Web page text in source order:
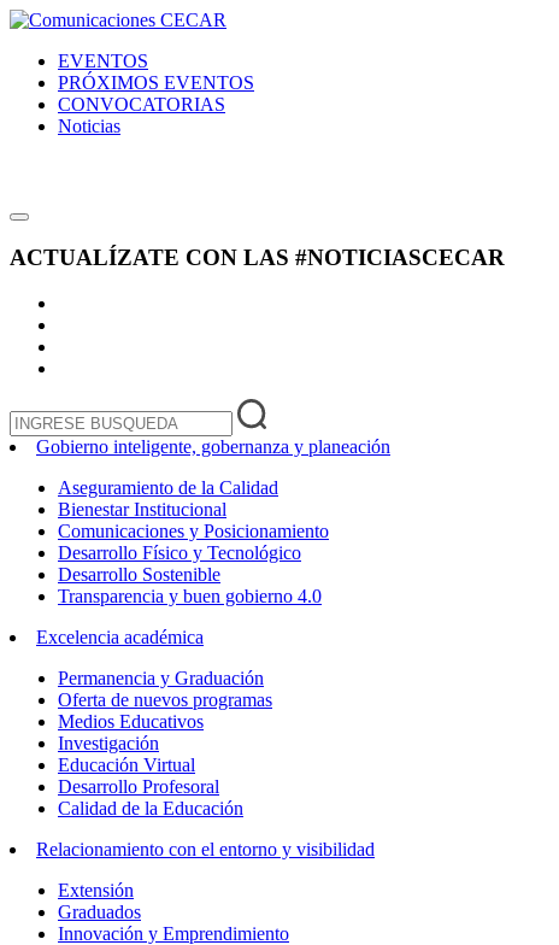
EVENTOS
PRÓXIMOS EVENTOS
CONVOCATORIAS
Noticias
ACTUALÍZATE CON LAS #NOTICIASCECAR
Gobierno inteligente, gobernanza y planeación
Aseguramiento de la Calidad
Bienestar Institucional
Comunicaciones y Posicionamiento
Desarrollo Físico y Tecnológico
Desarrollo Sostenible
Transparencia y buen gobierno 4.0
Excelencia académica
Permanencia y Graduación
Oferta de nuevos programas
Medios Educativos
Investigación
Educación Virtual
Desarrollo Profesoral
Calidad de la Educación
Relacionamiento con el entorno y visibilidad
Extensión
Graduados
Innovación y Emprendimiento